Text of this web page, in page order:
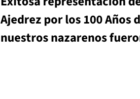
Ajedrez por los 100 Años
nuestros nazarenos